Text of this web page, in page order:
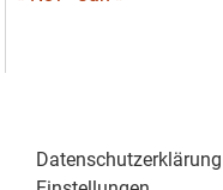
Datenschutzerklärung